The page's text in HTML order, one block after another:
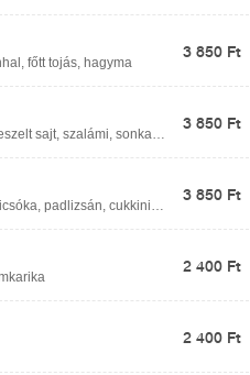
főtt tojás, hagyma
3 850 Ft
sajt, szalámi, sonka,
3 850 Ft
padlizsán, cukkini,
3 850 Ft
2 400 Ft
2 400 Ft